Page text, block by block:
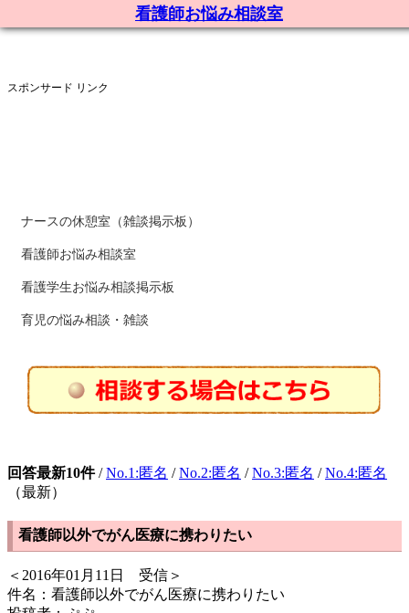
看護師お悩み相談室
スポンサード リンク
ナースの休憩室（雑談掲示板）
看護師お悩み相談室
看護学生お悩み相談掲示板
育児の悩み相談・雑談
回答最新10件/No.1:匿名 /No.2:匿名 /No.3:匿名 /No.4:匿名
（最新）
看護師以外でがん医療に携わりたい
＜2016年01月11日 受信＞
件名：看護師以外でがん医療に携わりたい